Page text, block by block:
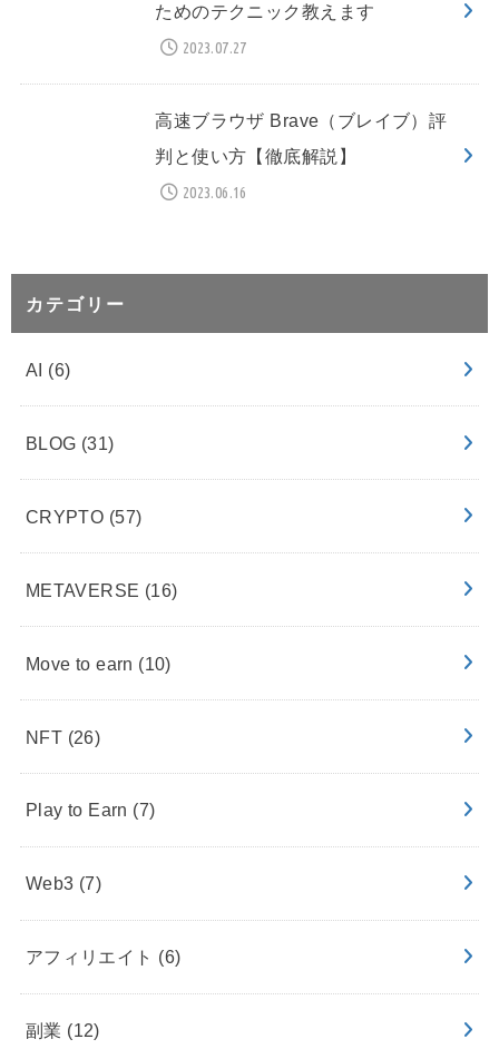
ためのテクニック教えます
2023.07.27
高速ブラウザ Brave（ブレイブ）評
判と使い方【徹底解説】
2023.06.16
カテゴリー
AI (6)
BLOG (31)
CRYPTO (57)
METAVERSE (16)
Move to earn (10)
NFT (26)
Play to Earn (7)
Web3 (7)
アフィリエイト (6)
副業 (12)